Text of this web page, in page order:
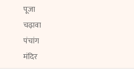
पूजा
चढ़ावा
पंचांग
मंदिर